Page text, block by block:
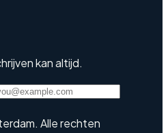
kan altijd.
. Alle rechten